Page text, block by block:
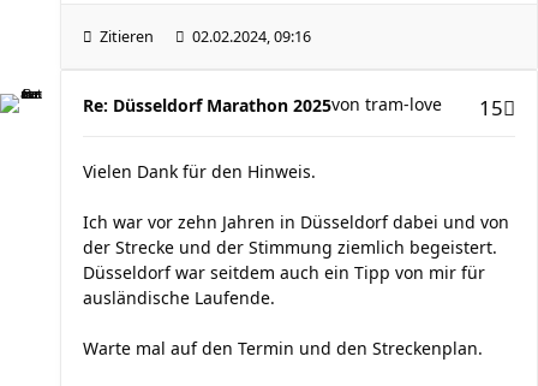
Zitieren 02.02.2024, 09:16
Re: Düsseldorf Marathon 2025 15
von tram-love
Vielen Dank für den Hinweis.
Ich war vor zehn Jahren in Düsseldorf dabei und von
der Strecke und der Stimmung ziemlich begeistert.
Düsseldorf war seitdem auch ein Tipp von mir für
ausländische Laufende.
Warte mal auf den Termin und den Streckenplan.